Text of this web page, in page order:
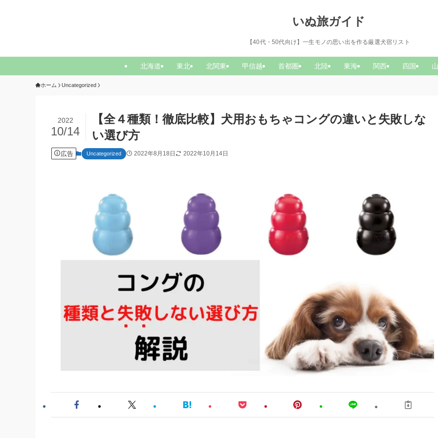
いぬ旅ガイド
【40代・50代向け】一生モノの思い出を作る厳選犬宿リスト
北海道 東北 北関東 甲信越 首都圏 北陸 東海 関西 四国
ホーム Uncategorized
【全４種類！徹底比較】犬用おもちゃコングの違いと失敗しな
い選び方
2022
10/14
広告 Uncategorized 2022年8月18日 2022年10月14日